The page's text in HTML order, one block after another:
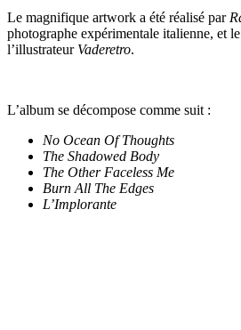
Le magnifique artwork a été réalisé par
photographe expérimentale italienne, et
l’illustrateur Vaderetro.
L’album se décompose comme suit :
No Ocean Of Thoughts
The Shadowed Body
The Other Faceless Me
Burn All The Edges
L’Implorante